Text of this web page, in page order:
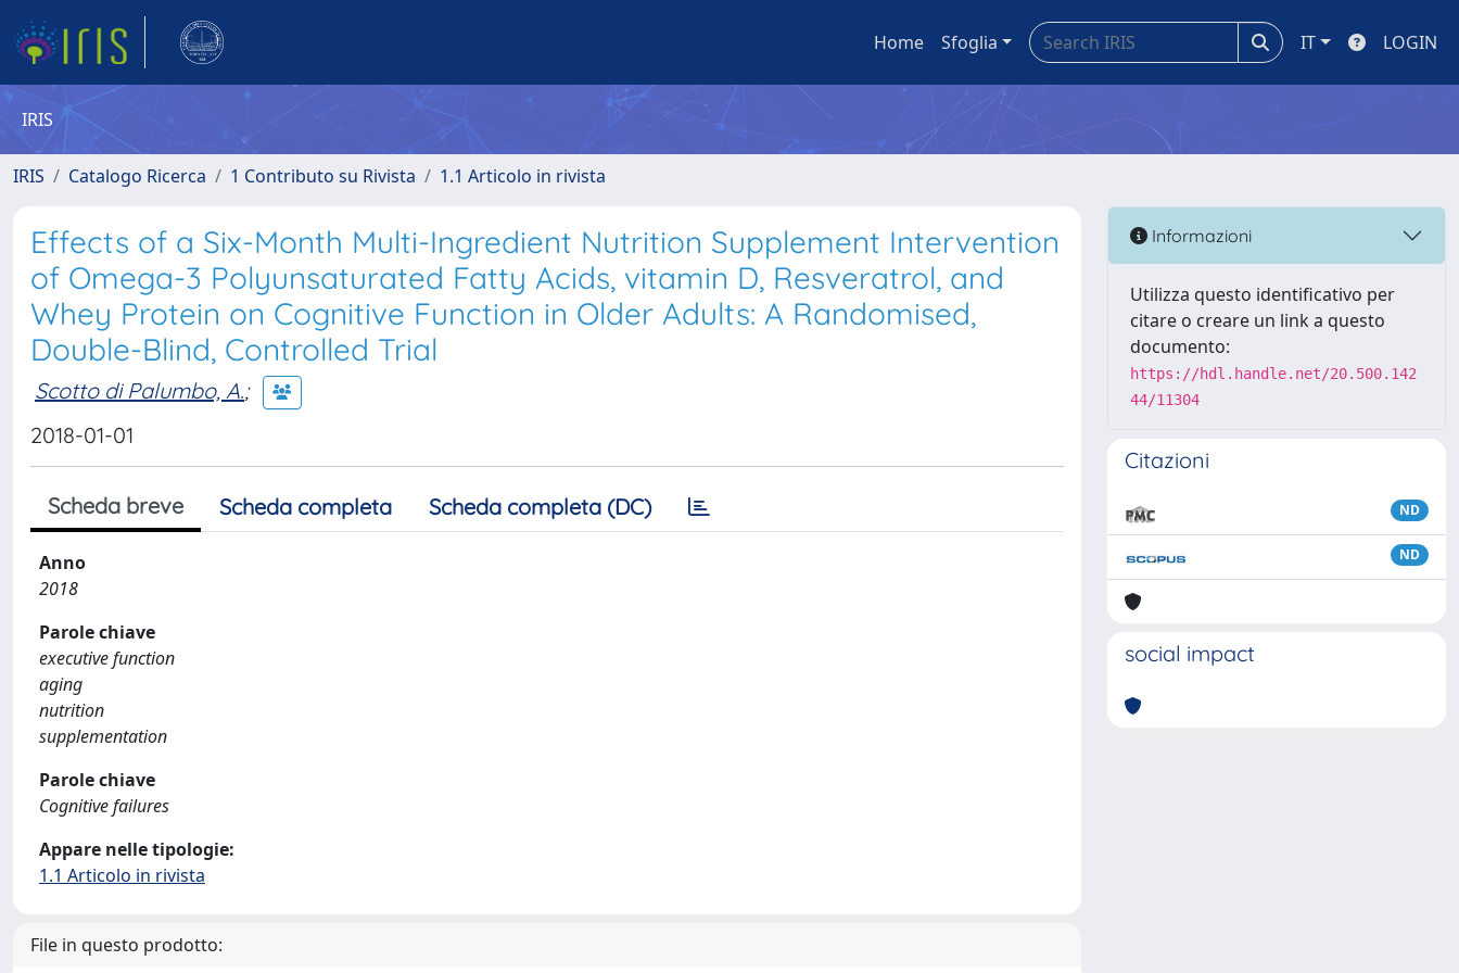
Home Sfoglia IT LOGIN
IRIS
IRIS Catalogo Ricerca 1 Contributo su Rivista 1.1 Articolo in rivista
Effects of a Six-Month Multi-Ingredient Nutrition Supplement Intervention
of Omega-3 Polyunsaturated Fatty Acids, vitamin D, Resveratrol, and
Whey Protein on Cognitive Function in Older Adults: A Randomised,
Double-Blind, Controlled Trial
Scotto di Palumbo, A.;
2018-01-01
Scheda breve Scheda completa Scheda completa (DC)
Anno
2018
Parole chiave
executive function
aging
nutrition
supplementation
Parole chiave
Cognitive failures
Appare nelle tipologie:
1.1 Articolo in rivista
File in questo prodotto:
Informazioni
Utilizza questo identificativo per
citare o creare un link a questo
documento:
https://hdl.handle.net/20.500.142
44/11304
Citazioni
ND
ND
social impact